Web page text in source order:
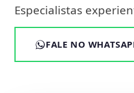
Especialistas
FALE NO